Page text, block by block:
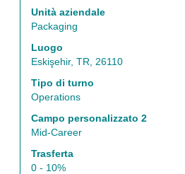
Unità aziendale
Packaging
Luogo
Eskişehir, TR, 26110
Tipo di turno
Operations
Campo personalizzato 2
Mid-Career
Trasferta
0 - 10%
la
barra
per
visualizzare
i
contenuti
delle
informazioni
lavoro.